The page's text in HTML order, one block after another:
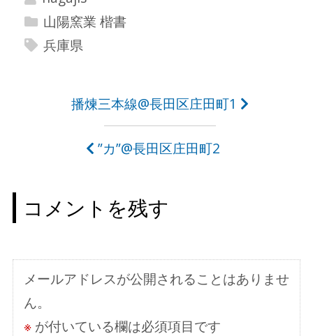
山陽窯業 楷書
兵庫県
ビ
ゲ
シ
ョ
ン
播煉三本線@長田区庄田町1
”カ”@長田区庄田町2
コメントを残す
メールアドレスが公開されることはありませ
ん。
※が付いている欄は必須項目です